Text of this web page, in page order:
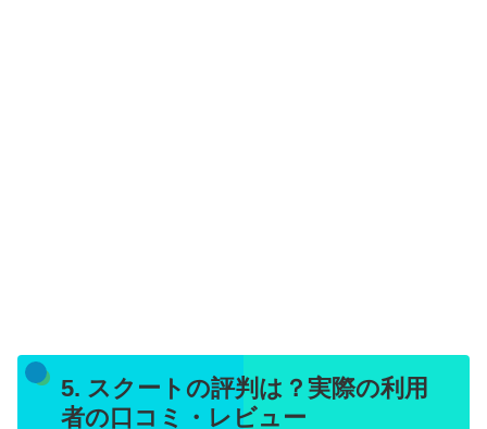
5. スクートの評判は？実際の利用
者の口コミ・レビュー